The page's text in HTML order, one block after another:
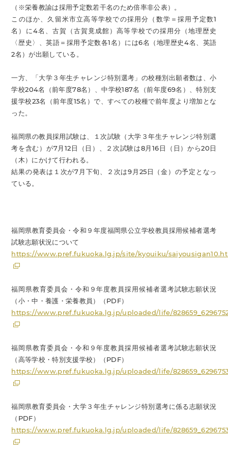
（※栄養教諭は採用予定数若干名のため倍率非公表）。
このほか、久留米市立高等学校での採用分（数学＝採用予定数1
名）に4名、古賀（古賀竟成館）高等学校での採用分（地理歴史
〈歴史〉、英語＝採用予定数各1名）には6名（地理歴史4名、英語
2名）が出願している。
一方、「大学３年生チャレンジ特別選考」の校種別出願者数は、小
学校204名（前年度78名）、中学校187名（前年度69名）、特別支
援学校23名（前年度15名）で、すべての校種で前年度より増加とな
った。
福岡県の教員採用試験は、１次試験（大学３年生チャレンジ特別選
考を含む）が7月12日（日）、２次試験は8月16日（日）から20日
（木）にかけて行われる。
結果の発表は１次が7月下旬、２次は9月25日（金）の予定となっ
ている。
福岡県教育委員会・令和９年度福岡県公立学校教員採用候補者選考
試験志願状況について
https://www.pref.fukuoka.lg.jp/site/kyouiku/
福岡県教育委員会・令和９年度教員採用候補者選考試験志願状況
（小・中・養護・栄養教員）（PDF）
https://www.pref.fukuoka.lg.jp/uploaded/life/
福岡県教育委員会・令和９年度教員採用候補者選考試験志願状況
（高等学校・特別支援学校）（PDF）
https://www.pref.fukuoka.lg.jp/uploaded/life/
福岡県教育委員会・大学３年生チャレンジ特別選考に係る志願状況
（PDF）
https://www.pref.fukuoka.lg.jp/uploaded/life/